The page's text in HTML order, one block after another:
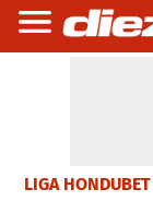
LIGA HONDUBET